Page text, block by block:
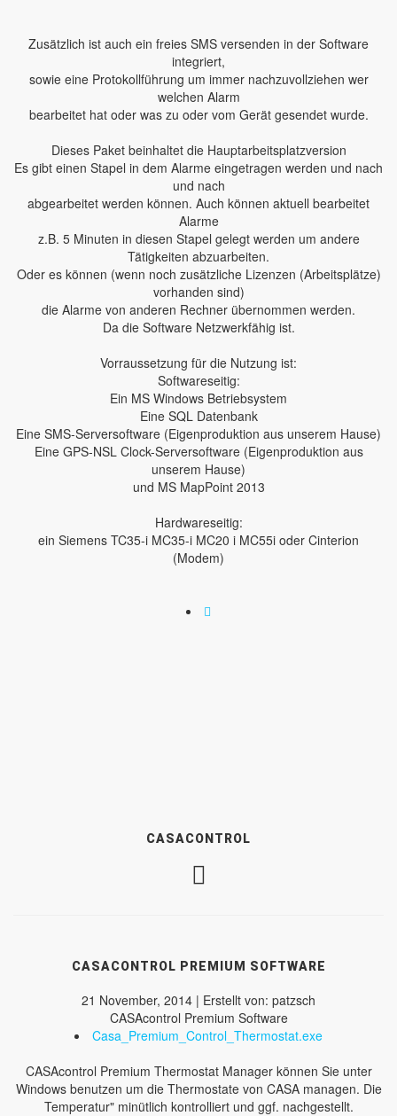
Zusätzlich ist auch ein freies SMS versenden in der Software
integriert,
sowie eine Protokollführung um immer nachzuvollziehen wer
welchen Alarm
bearbeitet hat oder was zu oder vom Gerät gesendet wurde.
Dieses Paket beinhaltet die Hauptarbeitsplatzversion
Es gibt einen Stapel in dem Alarme eingetragen werden und nach
und nach
abgearbeitet werden können. Auch können aktuell bearbeitet
Alarme
z.B. 5 Minuten in diesen Stapel gelegt werden um andere
Tätigkeiten abzuarbeiten.
Oder es können (wenn noch zusätzliche Lizenzen (Arbeitsplätze)
vorhanden sind)
die Alarme von anderen Rechner übernommen werden.
Da die Software Netzwerkfähig ist.
Vorraussetzung für die Nutzung ist:
Softwareseitig:
Ein MS Windows Betriebsystem
Eine SQL Datenbank
Eine SMS-Serversoftware (Eigenproduktion aus unserem Hause)
Eine GPS-NSL Clock-Serversoftware (Eigenproduktion aus
unserem Hause)
und MS MapPoint 2013
Hardwareseitig:
ein Siemens TC35-i MC35-i MC20 i MC55i oder Cinterion
(Modem)
CASACONTROL
CASACONTROL PREMIUM SOFTWARE
21 November, 2014 | Erstellt von: patzsch
CASAcontrol Premium Software
Casa_Premium_Control_Thermostat.exe
CASAcontrol Premium Thermostat Manager können Sie unter
Windows benutzen um die Thermostate von CASA managen. Die
Temperatur" minütlich kontrolliert und ggf. nachgestellt.